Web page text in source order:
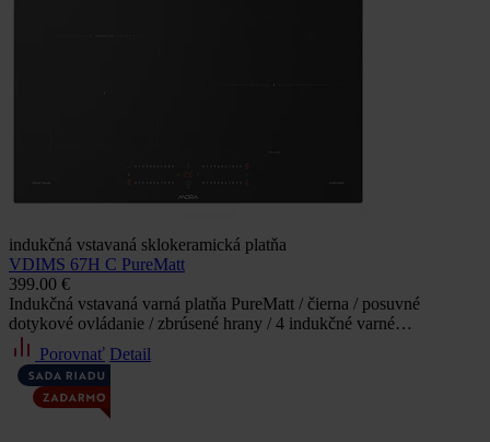
indukčná vstavaná sklokeramická platňa
VDIMS 67H C PureMatt
399.00 €
Indukčná vstavaná varná platňa PureMatt / čierna / posuvné
dotykové ovládanie / zbrúsené hrany / 4 indukčné varné…
Porovnať Detail